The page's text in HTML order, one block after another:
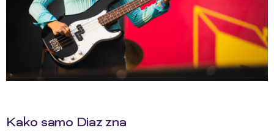
Kako samo Diaz zna